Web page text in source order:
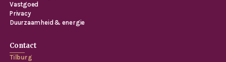
Vastgoed
Privacy
Duurzaamheid & energie
Contact
Tilburg